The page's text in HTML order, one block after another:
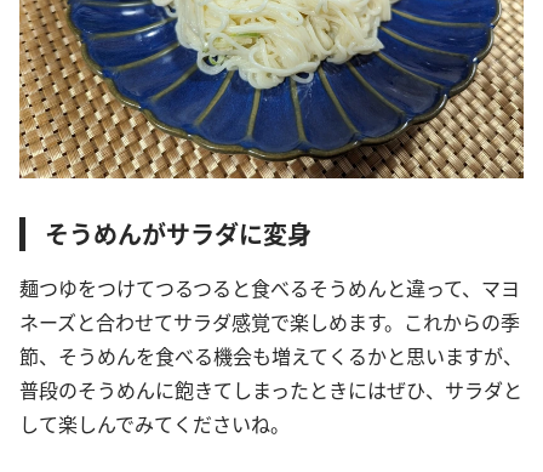
そうめんがサラダに変身
麺つゆをつけてつるつると食べるそうめんと違って、マヨ
ネーズと合わせてサラダ感覚で楽しめます。これからの季
節、そうめんを食べる機会も増えてくるかと思いますが、
普段のそうめんに飽きてしまったときにはぜひ、サラダと
して楽しんでみてくださいね。